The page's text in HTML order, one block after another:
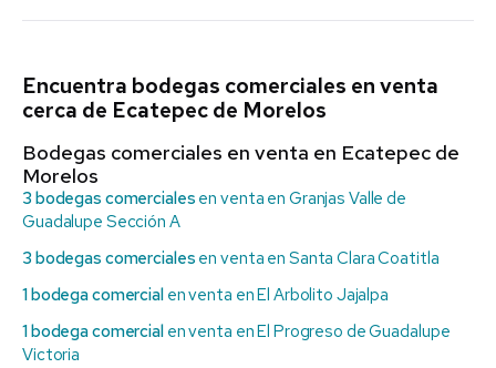
Encuentra bodegas comerciales en venta
cerca de Ecatepec de Morelos
Bodegas comerciales en venta en Ecatepec de
Morelos
3 bodegas comerciales en venta en Granjas Valle de
Guadalupe Sección A
3 bodegas comerciales en venta en Santa Clara Coatitla
1 bodega comercialen venta en El Arbolito Jajalpa
1 bodega comercialen venta en El Progreso de Guadalupe
Victoria